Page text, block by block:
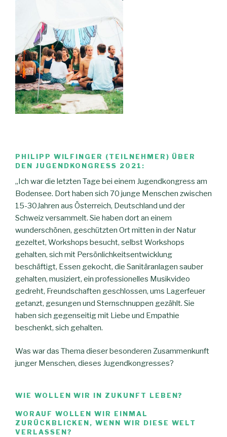
PHILIPP WILFINGER (TEILNEHMER) ÜBER
DEN JUGENDKONGRESS 2021:
„Ich war die letzten Tage bei einem Jugendkongress am
Bodensee. Dort haben sich 70 junge Menschen zwischen
15-30Jahren aus Österreich, Deutschland und der
Schweiz versammelt. Sie haben dort an einem
wunderschönen, geschützten Ort mitten in der Natur
gezeltet, Workshops besucht, selbst Workshops
gehalten, sich mit Persönlichkeitsentwicklung
beschäftigt, Essen gekocht, die Sanitäranlagen sauber
gehalten, musiziert, ein professionelles Musikvideo
gedreht, Freundschaften geschlossen, ums Lagerfeuer
getanzt, gesungen und Sternschnuppen gezählt. Sie
haben sich gegenseitig mit Liebe und Empathie
beschenkt, sich gehalten.
Was war das Thema dieser besonderen Zusammenkunft
junger Menschen, dieses Jugendkongresses?
WIE WOLLEN WIR IN ZUKUNFT LEBEN?
WORAUF WOLLEN WIR EINMAL
ZURÜCKBLICKEN, WENN WIR DIESE WELT
VERLASSEN?